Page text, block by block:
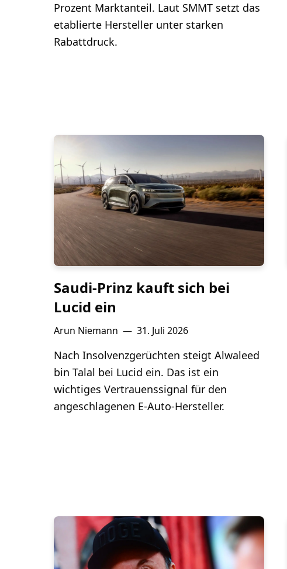
Prozent Marktanteil. Laut SMMT setzt das
etablierte Hersteller unter starken
Rabattdruck.
Saudi-Prinz kauft sich bei
Lucid ein
Arun Niemann — 31. Juli 2026
Nach Insolvenzgerüchten steigt Alwaleed
bin Talal bei Lucid ein. Das ist ein
wichtiges Vertrauenssignal für den
angeschlagenen E-Auto-Hersteller.